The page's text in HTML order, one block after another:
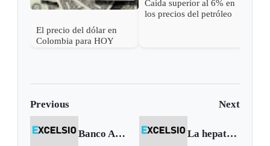
El precio del dólar en
Colombia para HOY
Caída superior al 6% en
los precios del petróleo
Previous Next
Banco Agrario realiza brigadas para arreglar cartera a paperos La hepatitis mata a dos personas por minuto: OPS